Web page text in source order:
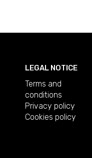
LEGAL NOTICE
Terms and
conditions
Privacy policy
Cookies policy